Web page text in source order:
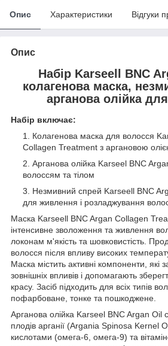
Опис Характеристики Відгуки
Опис
Набір Karseell BNC
колагенова маска,
арганова олійка
Набір включає:
Колагенова маска для волосся
Collagen Treatment з аргановою
Арганова олійка Karseel BNC
волоссям та тілом
Незмивний спрей Karseell BNC
для живлення і розладжування
Маска Karseell BNC Argan Collagen
інтенсивне зволоження та живлення
локонам м'якість та шовковистість.
волосся після впливу високих
Маска містить активні компоненти, які
зовнішніх впливів і допомагають
красу. Засіб підходить для всіх типів
пофарбоване, тонке та пошкоджене.
Арганова олійка Karseel BNC Argan Oil
плодів арганії (Argania Spinosa Kernel
кислотами (омега-6, омега-9) та